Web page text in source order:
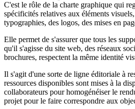
C'est le rôle de la charte graphique qui
spécificités relatives aux éléments
typographies, des logos, des mises en
Elle permet de s'assurer que tous les
qu'il s'agisse du site web, des réseaux
brochures, respectent la même identité
Il s'agit d'une sorte de ligne éditoriale à
ressources disponibles sont mises à la
collaborateurs pour homogénéiser le
projet pour le faire correspondre aux